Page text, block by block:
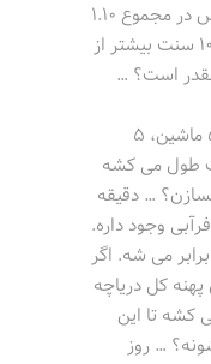
قیمت یه راکت و توپ تنیس در مجموع 1.10
دلار هست، ارزش راکت 100 سنت بیشتر از
است؟ …
اگر 5 دقیقه طول بکشه 5 ماشین، 5
طول می کشه
وجود داره.
می شه. اگر
پهنه کل دریاچه
کشه تا این
… روز